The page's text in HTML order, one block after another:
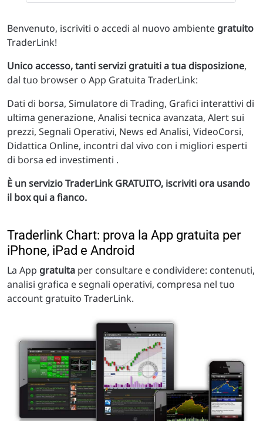
Benvenuto, iscriviti o accedi al nuovo ambiente gratuito
TraderLink!
Unico accesso, tanti servizi gratuiti a tua disposizione,
dal tuo browser o App Gratuita TraderLink:
Dati di borsa, Simulatore di Trading, Grafici interattivi di
ultima generazione, Analisi tecnica avanzata, Alert sui
prezzi, Segnali Operativi, News ed Analisi, VideoCorsi,
Didattica Online, incontri dal vivo con i migliori esperti
di borsa ed investimenti .
È un servizio TraderLink GRATUITO, iscriviti ora usando
il box qui a fianco.
Traderlink Chart: prova la App gratuita per
iPhone, iPad e Android
La App gratuita per consultare e condividere: contenuti,
analisi grafica e segnali operativi, compresa nel tuo
account gratuito TraderLink.